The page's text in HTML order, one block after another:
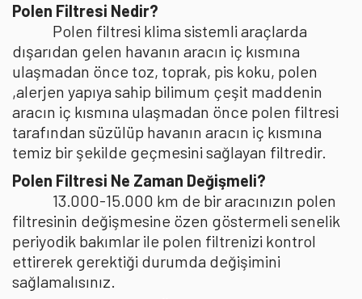
Polen Filtresi Nedir?
Polen filtresi klima sistemli araçlarda
dışarıdan gelen havanın aracın iç kısmına
ulaşmadan önce toz, toprak, pis koku, polen
,alerjen yapıya sahip bilimum çeşit maddenin
aracın iç kısmına ulaşmadan önce polen filtresi
tarafından süzülüp havanın aracın iç kısmına
temiz bir şekilde geçmesini sağlayan filtredir.
Polen Filtresi Ne Zaman Değişmeli?
13.000-15.000 km de bir aracınızın polen
filtresinin değişmesine özen göstermeli senelik
periyodik bakımlar ile polen filtrenizi kontrol
ettirerek gerektiği durumda değişimini
sağlamalısınız.